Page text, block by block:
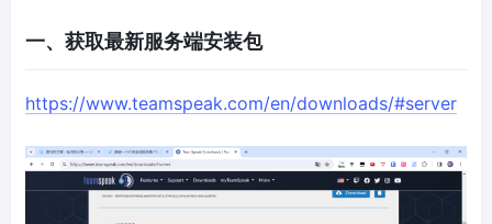
一、获取最新服务端安装包
https://www.teamspeak.com/en/downloads/#server